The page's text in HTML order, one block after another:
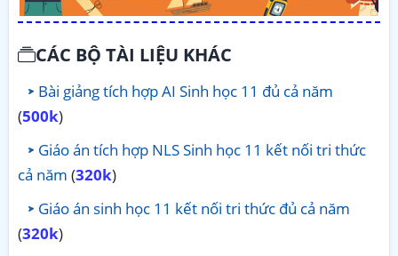
CÁC BỘ TÀI LIỆU KHÁC
Bài giảng tích hợp AI Sinh học 11 đủ cả năm
(500k)
Giáo án tích hợp NLS Sinh học 11 kết nối tri thức
cả năm (320k)
Giáo án sinh học 11 kết nối tri thức đủ cả năm
(320k)